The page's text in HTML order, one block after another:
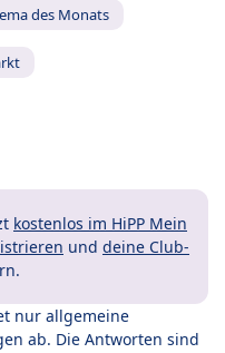
des Monats
kostenlos im HiPP Mein
und deine Club-
nur allgemeine
ab. Die Antworten sind